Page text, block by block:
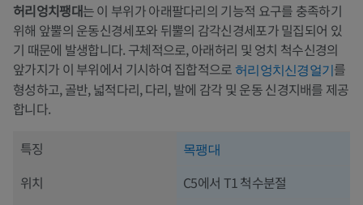
허리엉치팽대는 이 부위가 아래팔다리의 기능적 요구를 충족하기
위해 앞뿔의 운동신경세포와 뒤뿔의 감각신경세포가 밀집되어 있
기 때문에 발생합니다. 구체적으로, 아래허리 및 엉치 척수신경의
앞가지가 이 부위에서 기시하여 집합적으로허리엉치신경얼기를
형성하고, 골반, 넓적다리, 다리, 발에 감각 및 운동 신경지배를 제공
합니다.
특징 목팽대
위치
C5에서 T1 척수분절